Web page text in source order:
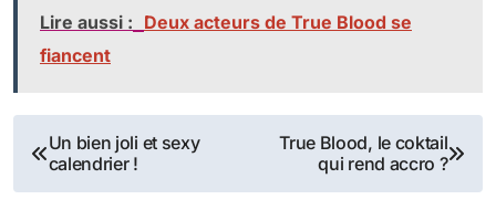
Lire aussi : Deux acteurs de True Blood se
fiancent
Navigation
de
Un bien joli et sexy
calendrier !
True Blood, le coktail
qui rend accro ?